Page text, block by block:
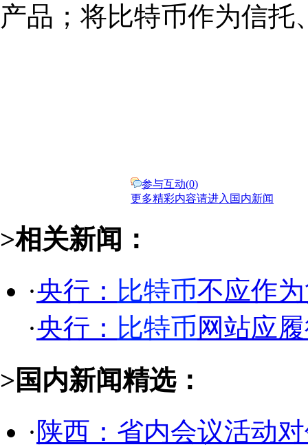
产品；将比特币作为信
参与互动(0)
更多精彩内容请进入国内新闻
>相关新闻：
·央行： 比特币不应作
·央行： 比特币 网站应
>国内新闻精选：
·陕西：省内会议活动